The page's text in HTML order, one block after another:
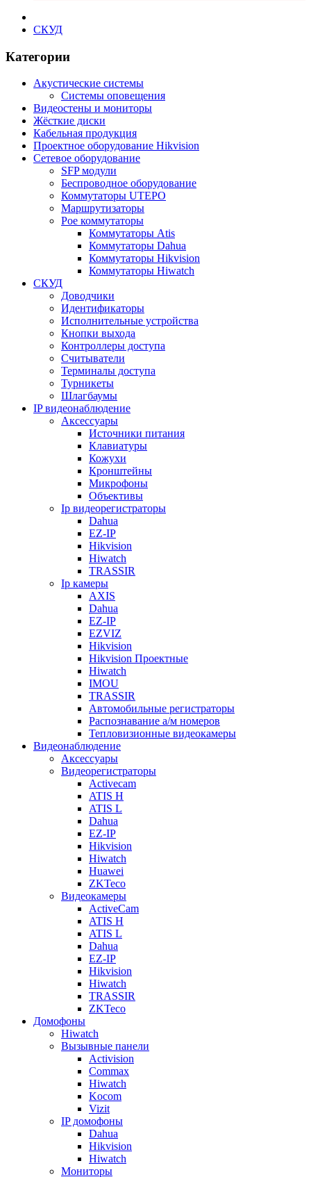
СКУД
Категории
Акустические системы
Системы оповещения
Видеостены и мониторы
Жёсткие диски
Кабельная продукция
Проектное оборудование Hikvision
Сетевое оборудование
SFP модули
Беспроводное оборудование
Коммутаторы UTEPO
Маршрутизаторы
Poe коммутаторы
Коммутаторы Atis
Коммутаторы Dahua
Коммутаторы Hikvision
Коммутаторы Hiwatch
СКУД
Доводчики
Идентификаторы
Исполнительные устройства
Кнопки выхода
Контроллеры доступа
Считыватели
Терминалы доступа
Турникеты
Шлагбаумы
IP видеонаблюдение
Аксессуары
Источники питания
Клавиатуры
Кожухи
Кронштейны
Микрофоны
Объективы
Ip видеорегистраторы
Dahua
EZ-IP
Hikvision
Hiwatch
TRASSIR
Ip камеры
AXIS
Dahua
EZ-IP
EZVIZ
Hikvision
Hikvision Проектные
Hiwatch
IMOU
TRASSIR
Автомобильные регистраторы
Распознавание а/м номеров
Тепловизионные видеокамеры
Видеонаблюдение
Аксессуары
Видеорегистраторы
Activecam
ATIS H
ATIS L
Dahua
EZ-IP
Hikvision
Hiwatch
Huawei
ZKTeco
Видеокамеры
ActiveCam
ATIS H
ATIS L
Dahua
EZ-IP
Hikvision
Hiwatch
TRASSIR
ZKTeco
Домофоны
Hiwatch
Вызывные панели
Activision
Commax
Hiwatch
Kocom
Vizit
IP домофоны
Dahua
Hikvision
Hiwatch
Мониторы